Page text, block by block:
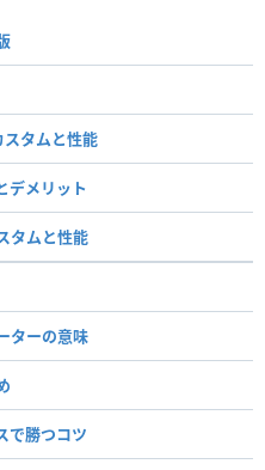
タムと性能
デメリット
タムと性能
ターの意味
で勝つコツ